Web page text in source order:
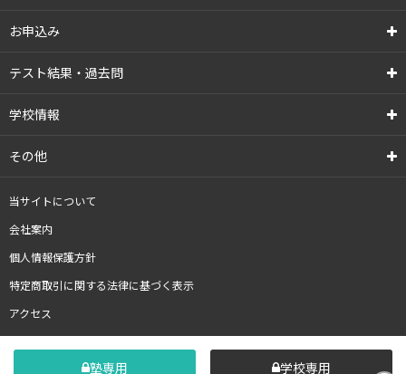
お申込み
テスト結果・過去問
学校情報
その他
当サイトについて
会社案内
個人情報保護方針
特定商取引に関する法律に基づく表示
アクセス
塾専用 学校専用